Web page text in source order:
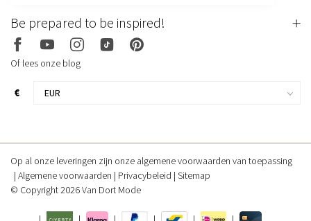
Be prepared to be inspired!
Of lees onze blog
€
Op al onze leveringen zijn onze algemene voorwaarden van toepassing
Algemene voorwaarden
Privacybeleid Sitemap
© Copyright 2026 Van Dort Mode